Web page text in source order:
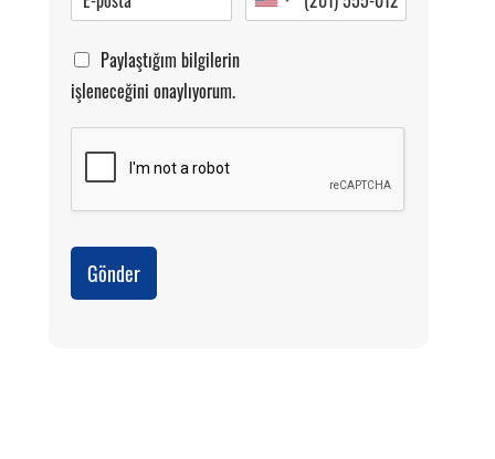
Paylaştığım bilgilerin
işleneceğini onaylıyorum.
Gönder